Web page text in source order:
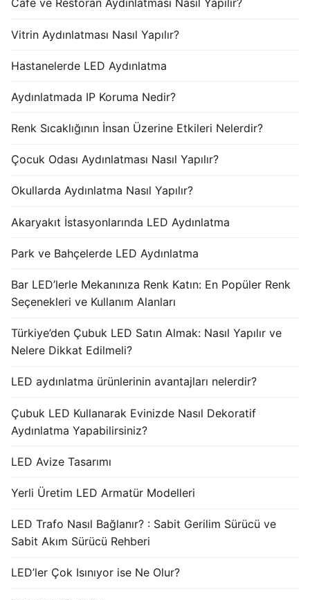
Cafe ve Restoran Aydınlatması Nasıl Yapılır?
Vitrin Aydınlatması Nasıl Yapılır?
Hastanelerde LED Aydınlatma
Aydınlatmada IP Koruma Nedir?
Renk Sıcaklığının İnsan Üzerine Etkileri Nelerdir?
Çocuk Odası Aydınlatması Nasıl Yapılır?
Okullarda Aydınlatma Nasıl Yapılır?
Akaryakıt İstasyonlarında LED Aydınlatma
Park ve Bahçelerde LED Aydınlatma
Bar LED’lerle Mekanınıza Renk Katın: En Popüler Renk
Seçenekleri ve Kullanım Alanları
Türkiye’den Çubuk LED Satın Almak: Nasıl Yapılır ve
Nelere Dikkat Edilmeli?
LED aydınlatma ürünlerinin avantajları nelerdir?
Çubuk LED Kullanarak Evinizde Nasıl Dekoratif
Aydınlatma Yapabilirsiniz?
LED Avize Tasarımı
Yerli Üretim LED Armatür Modelleri
LED Trafo Nasıl Bağlanır? : Sabit Gerilim Sürücü ve
Sabit Akım Sürücü Rehberi
LED’ler Çok Isınıyor ise Ne Olur?